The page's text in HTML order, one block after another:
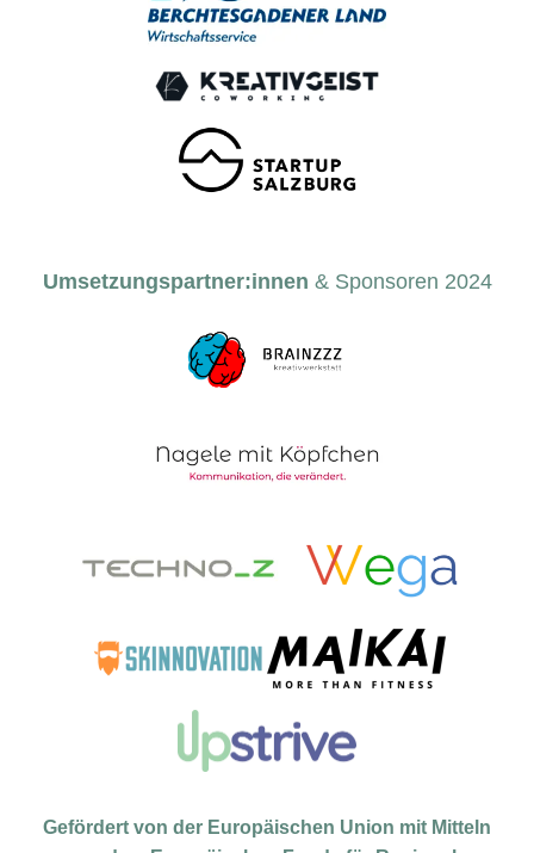
Umsetzungspartner:innen & Sponsoren 2024
Gefördert von der Europäischen Union mit Mitteln